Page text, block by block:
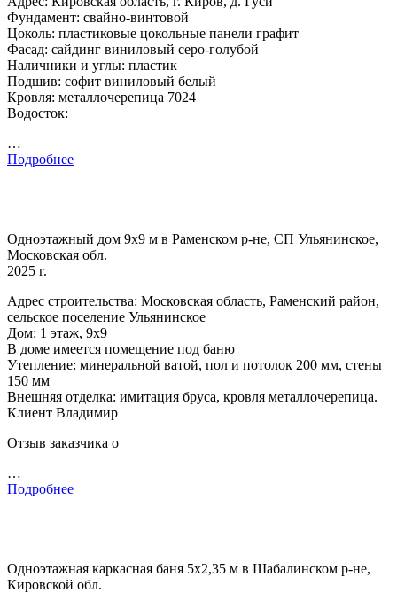
Фундамент: свайно-винтовой
Цоколь: пластиковые цокольные панели графит
Фасад: сайдинг виниловый серо-голубой
Наличники и углы: пластик
Подшив: софит виниловый белый
Кровля: металлочерепица 7024
Водосток:
…
Подробнее
Одноэтажный дом 9х9 м в Раменском р-не, СП Ульянинское,
Московская обл.
2025 г.
Адрес строительства: Московская область, Раменский район,
сельское поселение Ульянинское
Дом: 1 этаж, 9х9
В доме имеется помещение под баню
Утепление: минеральной ватой, пол и потолок 200 мм, стены
150 мм
Внешняя отделка: имитация бруса, кровля металлочерепица.
Клиент Владимир
Отзыв заказчика о
…
Подробнее
Одноэтажная каркасная баня 5х2,35 м в Шабалинском р-не,
Кировской обл.